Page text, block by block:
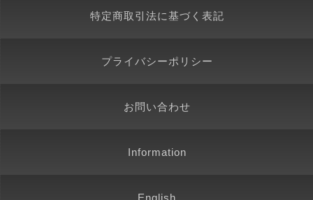
特定商取引法に基づく表記
プライバシーポリシー
お問い合わせ
Information
English